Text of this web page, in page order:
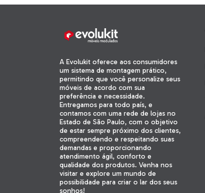
A Evolukit oferece aos consumidores
um sistema de montagem prático,
permitindo que você personalize seus
móveis de acordo com sua
preferência e necessidade.
Entregamos para todo país, e
contamos com uma rede de lojas no
Estado de São Paulo, com o objetivo
de estar sempre próximo dos clientes,
compreendendo e respeitando suas
demandas e proporcionando
atendimento ágil, conforto e
qualidade dos produtos. Venha nos
visitar e explore um mundo de
possibilidade para criar o lar dos seus
sonhos!